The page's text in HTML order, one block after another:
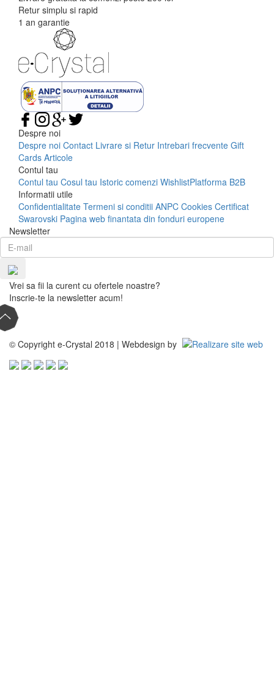
Retur simplu si rapid
1 an garantie
Despre noi
Despre noi Contact Livrare si Retur Intrebari frecvente Gift
Cards Articole
Contul tau
Contul tau Cosul tau Istoric comenzi WishlistPlatforma B2B
Informatii utile
Confidentialitate Termeni si conditii ANPC Cookies Certificat
Swarovski Pagina web finantata din fonduri europene
Newsletter
Vrei sa fii la curent cu ofertele noastre?
Inscrie-te la newsletter acum!
© Copyright e-Crystal 2018 | Webdesign by